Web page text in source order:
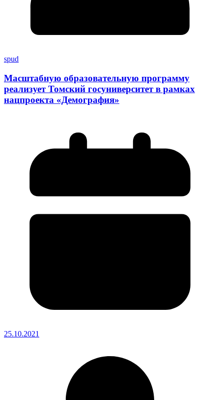
spud
Масштабную образовательную программу
реализует Томский госуниверситет в рамках
нацпроекта «Демография»
25.10.2021